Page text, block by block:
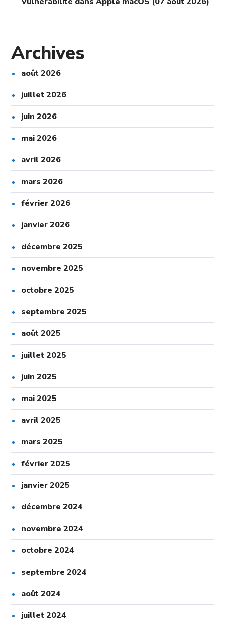
Archives
août 2026
juillet 2026
juin 2026
mai 2026
avril 2026
mars 2026
février 2026
janvier 2026
décembre 2025
novembre 2025
octobre 2025
septembre 2025
août 2025
juillet 2025
juin 2025
mai 2025
avril 2025
mars 2025
février 2025
janvier 2025
décembre 2024
novembre 2024
octobre 2024
septembre 2024
août 2024
juillet 2024